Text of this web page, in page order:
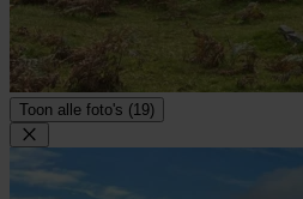
Toon alle foto's (19)